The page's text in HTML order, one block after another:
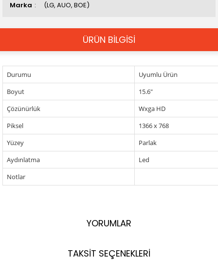
Marka (LG, AUO, BOE)
ÜRÜN BİLGİSİ
Durumu
Uyumlu Ürün
Boyut
15.6"
Çözünürlük
Wxga HD
Piksel
1366 x 768
Yüzey
Parlak
Aydınlatma
Led
Notlar
YORUMLAR
TAKSİT SEÇENEKLERİ